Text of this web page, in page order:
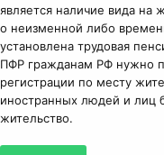
является наличие вида на
о неизменной либо
установлена трудовая
ПФР гражданам РФ нужно
регистрации по месту
иностранных людей и лиц
жительство.